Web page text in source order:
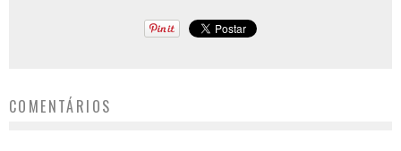
COMENTÁRIOS